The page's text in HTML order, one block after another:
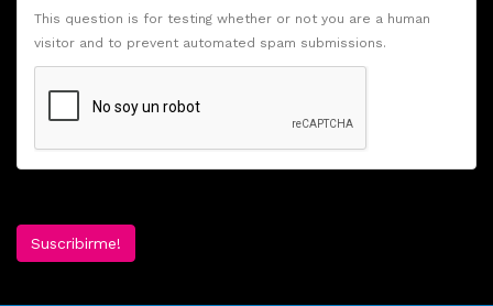
This question is for testing whether or not you are a human
visitor and to prevent automated spam submissions.
Suscribirme!